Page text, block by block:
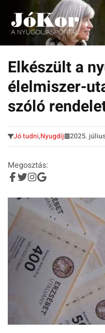
Tovább
tartalomra
Tudnivalók, érdekességek
Elkészült a
élelmiszer-
szóló
Jó tudni,Nyugdíj 2025.
Megosztás: